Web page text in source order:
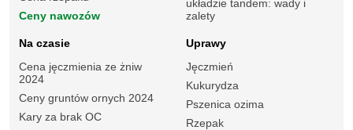
Ceny nawozów
układzie tandem: wady i
zalety
Na czasie
Cena jęczmienia ze żniw
2024
Ceny gruntów ornych 2024
Kary za brak OC
Uprawy
Jęczmień
Kukurydza
Pszenica ozima
Rzepak